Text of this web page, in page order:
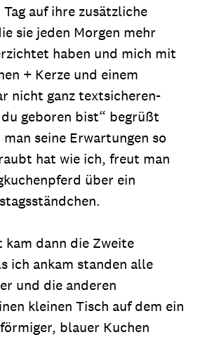
auf ihre zusätzliche
sie jeden Morgen mehr
haben und mich mit
+ Kerze und einem
nicht ganz textsicheren-
du geboren bist“ begrüßt
seine Erwartungen so
hat wie ich, freut man
über ein
kam dann die Zweite
ich ankam standen alle
und die anderen
kleinen Tisch auf dem ein
blauer Kuchen